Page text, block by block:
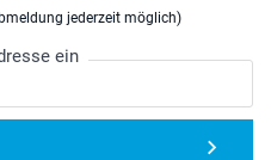
jederzeit möglich)
ein